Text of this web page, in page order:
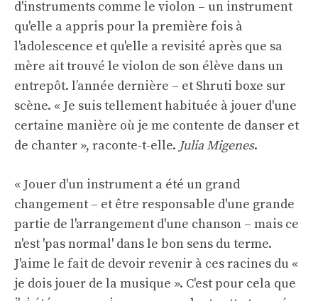
d'instruments comme le violon – un instrument
qu'elle a appris pour la première fois à
l'adolescence et qu'elle a revisité après que sa
mère ait trouvé le violon de son élève dans un
entrepôt. l’année dernière – et Shruti boxe sur
scène. « Je suis tellement habituée à jouer d'une
certaine manière où je me contente de danser et
de chanter », raconte-t-elle. Julia Migenes.
« Jouer d'un instrument a été un grand
changement – ​​et être responsable d'une grande
partie de l'arrangement d'une chanson – mais ce
n'est 'pas normal' dans le bon sens du terme.
J'aime le fait de devoir revenir à ces racines du «
je dois jouer de la musique ». C'est pour cela que